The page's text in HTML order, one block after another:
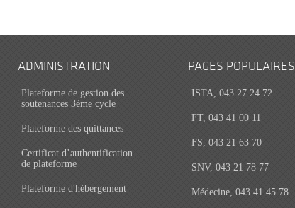
ADMINISTRATION
Plateforme de gestion des
soutenances 3ème cycle
Plateforme des quittances
Certificat d’authentification
de plateforme
Plateforme d'hébergement
PAGES POPULAIRES
ISTA, 043 27 24 72
FT, 043 41 00 11
FS, 043 21 63 70
SNV, 043 21 78 77
Médecine, 043 41 45 78